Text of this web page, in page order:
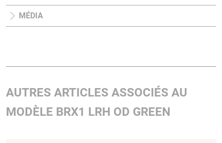
MÉDIA
AUTRES ARTICLES ASSOCIÉS AU
MODÈLE BRX1 LRH OD GREEN